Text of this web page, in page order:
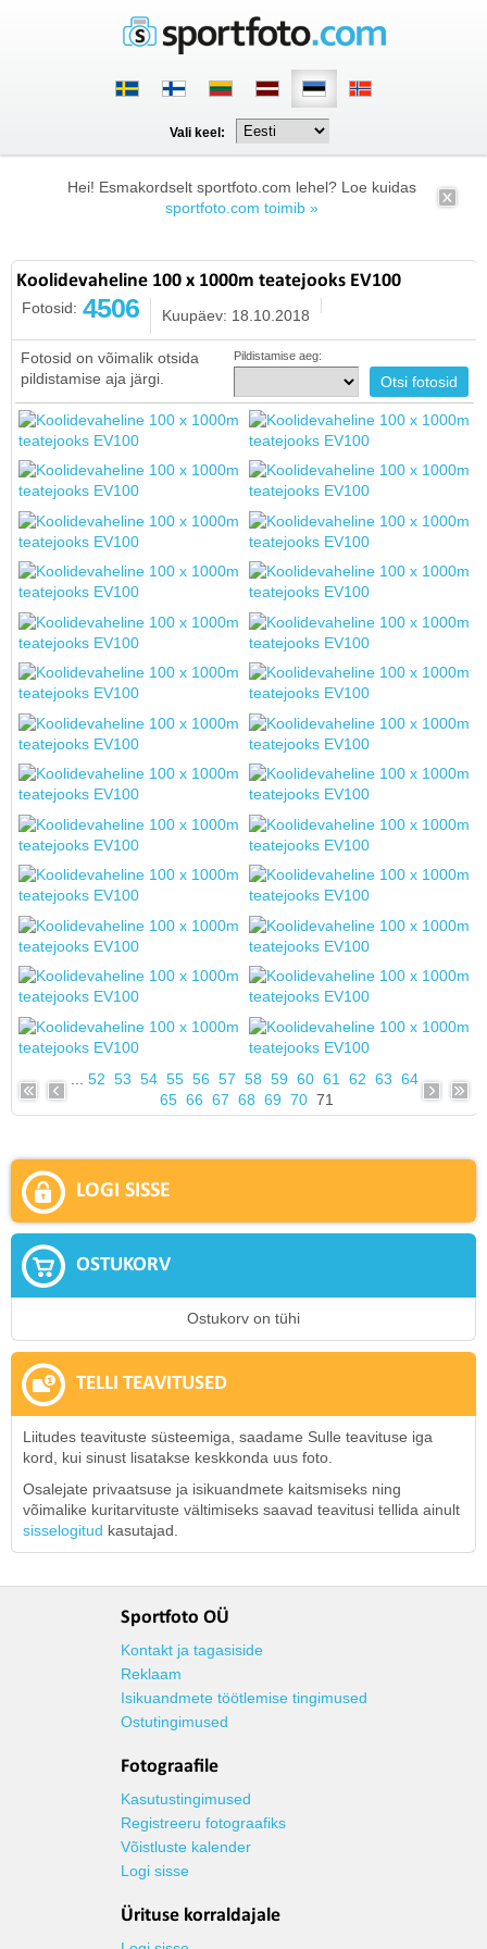
Vali keel:
Hei! Esmakordselt sportfoto.com lehel? Loe kuidas
sportfoto.com toimib »
Koolidevaheline 100 x 1000m teatejooks EV100
Fotosid: 4506 Kuupäev: 18.10.2018
Fotosid on võimalik otsida
pildistamise aja järgi.
Pildistamise aeg:
52 53 54 55 56 57 58 59 60 61 62 63 64
65 66 67 68 69 70 71
LOGI SISSE
OSTUKORV
Ostukorv on tühi
TELLI TEAVITUSED
Liitudes teavituste süsteemiga, saadame Sulle teavituse iga
kord, kui sinust lisatakse keskkonda uus foto.
Osalejate privaatsuse ja isikuandmete kaitsmiseks ning
võimalike kuritarvituste vältimiseks saavad teavitusi tellida ainult
sisselogitud kasutajad.
Sportfoto OÜ
Kontakt ja tagasiside
Reklaam
Isikuandmete töötlemise tingimused
Ostutingimused
Fotograafile
Kasutustingimused
Registreeru fotograafiks
Võistluste kalender
Logi sisse
Ürituse korraldajale